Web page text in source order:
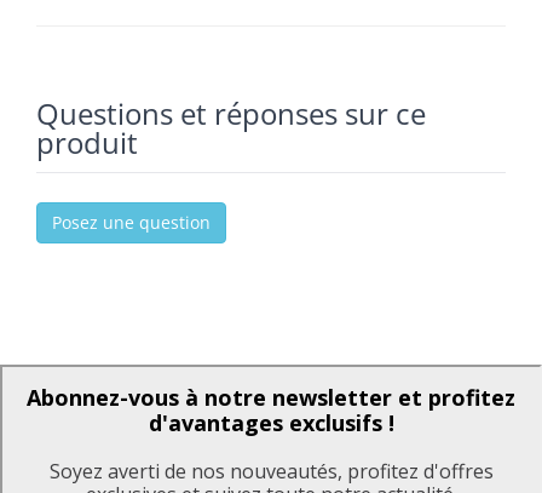
Questions et réponses sur ce
produit
Posez une question